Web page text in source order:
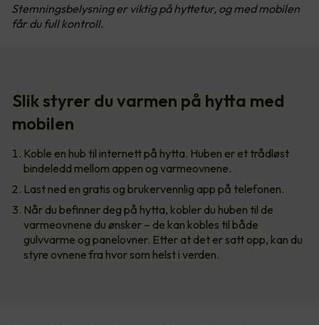
Stemningsbelysning er viktig på hyttetur, og med mobilen
får du full kontroll.
Slik styrer du varmen på hytta med
mobilen
Koble en hub til internett på hytta. Huben er et trådløst
bindeledd mellom appen og varmeovnene.
Last ned en gratis og brukervennlig app på telefonen.
Når du befinner deg på hytta, kobler du huben til de
varmeovnene du ønsker – de kan kobles til både
gulvvarme og panelovner. Etter at det er satt opp, kan du
styre ovnene fra hvor som helst i verden.